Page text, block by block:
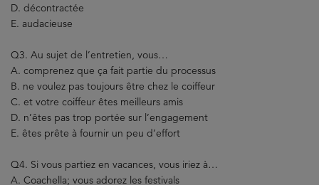
D. décontractée
E. audacieuse
Q3. Au sujet de l’entretien, vous…
A. comprenez que ça fait partie du processus
B. ne voulez pas toujours être chez le coiffeur
C. et votre coiffeur êtes meilleurs amis
D. n’êtes pas trop portée sur l’engagement
E. êtes prête à fournir un peu d’effort
Q4. Si vous partiez en vacances, vous iriez à…
A. Coachella; vous adorez les festivals